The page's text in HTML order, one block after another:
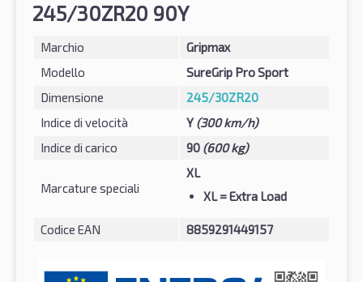
245/30ZR20 90Y
Marchio
Gripmax
Modello
SureGrip Pro Sport
Dimensione
245/30ZR20
Indice di velocità
Y (300 km/h)
Indice di carico
90 (600 kg)
Marcature speciali
XL
XL= Extra Load
Codice EAN 8859291449157